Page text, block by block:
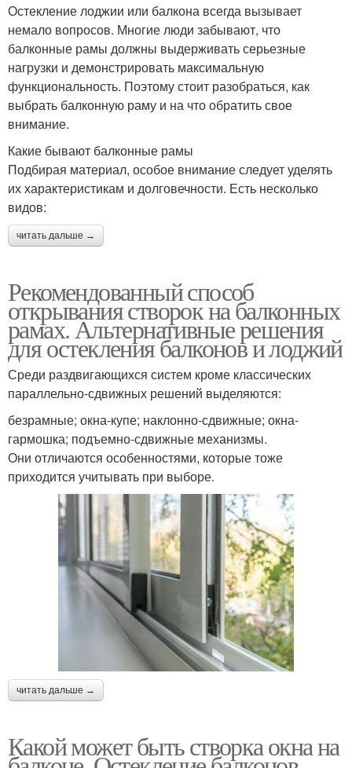
Остекление лоджии или балкона всегда вызывает
немало вопросов. Многие люди забывают, что
балконные рамы должны выдерживать серьезные
нагрузки и демонстрировать максимальную
функциональность. Поэтому стоит разобраться, как
выбрать балконную раму и на что обратить свое
внимание.
Какие бывают балконные рамы
Подбирая материал, особое внимание следует уделять
их характеристикам и долговечности. Есть несколько
видов:
читать дальше →
Рекомендованный способ
открывания створок на балконных
рамах. Альтернативные решения
для остекления балконов и лоджий
Среди раздвигающихся систем кроме классических
параллельно-сдвижных решений выделяются:
безрамные; окна-купе; наклонно-сдвижные; окна-
гармошка; подъемно-сдвижные механизмы.
Они отличаются особенностями, которые тоже
приходится учитывать при выборе.
читать дальше →
Какой может быть створка окна на